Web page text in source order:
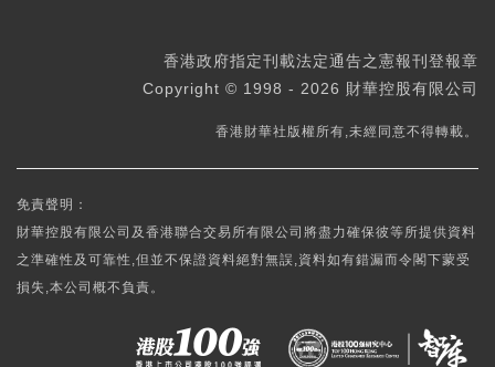
香港政府指定刊載法定通告之憲報刊登報章
Copyright © 1998 - 2026 財華控股有限公司
香港財華社版權所有,未經同意不得轉載。
免責聲明：
財華控股有限公司及香港聯合交易所有限公司將盡力確保彼等所提供資料
之準確性及可靠性,但並不保證資料絕對無誤,資料如有錯漏而令閣下蒙受
損失,本公司概不負責。